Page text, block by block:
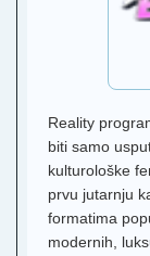
Reality
biti samo
kulturološke
prvu jutarnju
formatima
modernih,